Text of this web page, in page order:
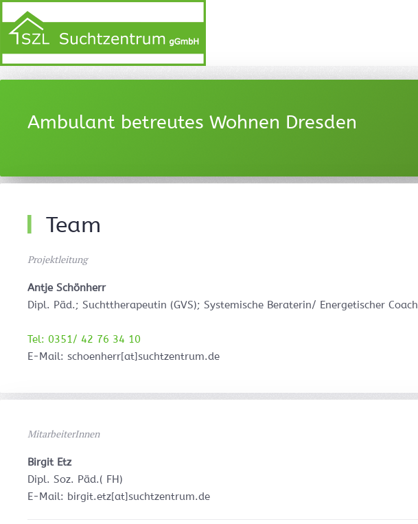
Ambulant betreutes Wohnen Dresden
Team
Projektleitung
Antje Schönherr
Dipl. Päd.; Suchttherapeutin (GVS); Systemische Beraterin/ Energetischer Coach
Tel: 0351/ 42 76 34 10
E-Mail: schoenherr[at]suchtzentrum.de
MitarbeiterInnen
Birgit Etz
Dipl. Soz. Päd.( FH)
E-Mail: birgit.etz[at]suchtzentrum.de